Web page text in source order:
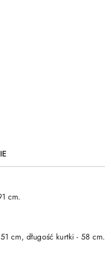
cm.
cm, długość kurtki - 58 cm.